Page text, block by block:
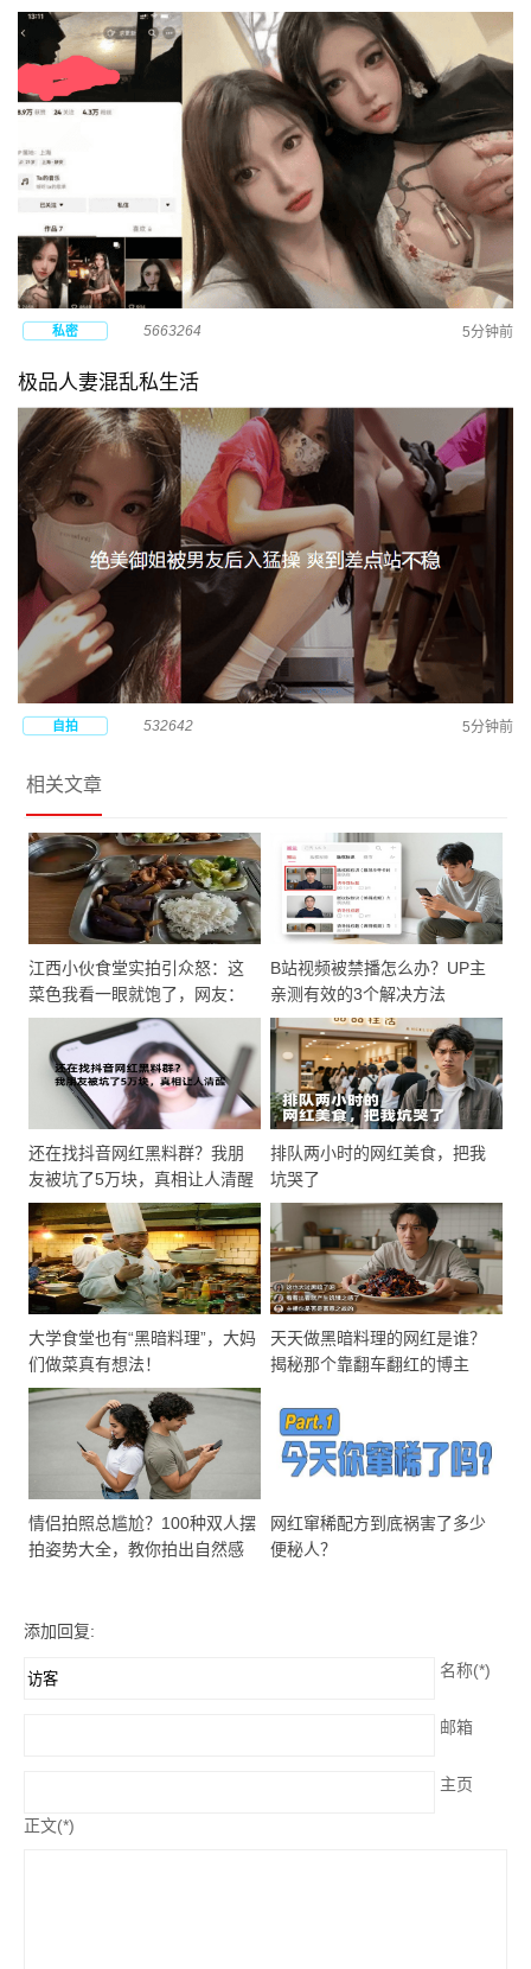
私密 5663264 5分钟前
极品人妻混乱私生活
自拍 532642 5分钟前
相关文章
江西小伙食堂实拍引众怒：这
菜色我看一眼就饱了，网友：
点外卖是最后的倔强！
B站视频被禁播怎么办？UP主
亲测有效的3个解决方法
还在找抖音网红黑料群？我朋
友被坑了5万块，真相让人清醒
排队两小时的网红美食，把我
坑哭了
大学食堂也有“黑暗料理”，大妈
们做菜真有想法！
天天做黑暗料理的网红是谁？
揭秘那个靠翻车翻红的博主
情侣拍照总尴尬？100种双人摆
拍姿势大全，教你拍出自然感
网红窜稀配方到底祸害了多少
便秘人？
添加回复:
名称(*)
邮箱
主页
正文(*)